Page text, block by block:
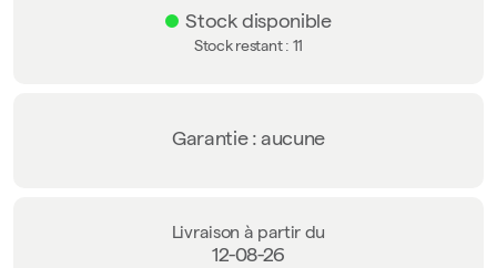
Stock disponible
Stock restant : 11
Garantie : aucune
Livraison à partir du
12-08-26